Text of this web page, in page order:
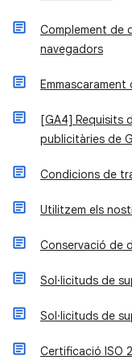
Complement de
navegadors
Emmascarament
[GA4] Requisits
publicitàries de
Condicions de
Utilitzem els
Conservació de
Sol·licituds de
Sol·licituds de
Certificació ISO